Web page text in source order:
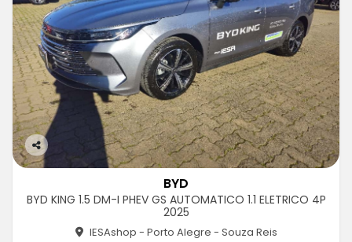
Co
rtil
BYD
BYD KING 1.5 DM-I PHEV GS AUTOMATICO 1.1 ELETRICO 4P
2025
IESAshop - Porto Alegre - Souza Reis